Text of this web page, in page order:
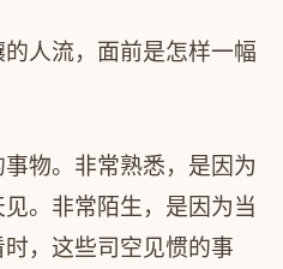
人流，面前是怎样一幅
物。非常熟悉，是因为
。非常陌生，是因为当
，这些司空见惯的事